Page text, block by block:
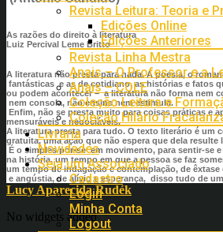
Revista Leitura: Teoria e
Edições Online
Edições Anteriores
Revista Linha Mestra
Anais – O Professor e a
Anais – COLE
Coleção Leitura e
Coleção Hilário
Livraria
Novidades
Seja um Associado
Cadastro
Login
Minha Conta
Logout
As razões do direito à literatura
Luiz Percival Leme Britto
A literatura não presta para nada. A poesia, o
fantásticas e as de cotidiano, as histórias e fatos
ou podem acontecer – a literatura não forma nem
nem consola, não ensina nem estimula.
Enfim, não se presta muito para coisas práticas e
mensuráveis e negociáveis.
A literatura presta para tudo. O texto literário é um
gratuita, uma ação que não espera que dela
É o simples por-se em movimento, para sentir-se
na história, um tempo em que a pessoa se faz
um tempo de indagação e contemplação, de
e angústia, de alívio e esperança, disso tudo de
Lucy Aparecida Rudék
No widgets added